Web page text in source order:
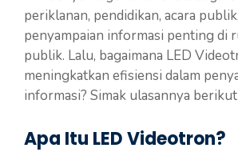
periklanan, pendidikan, acara
penyampaian informasi penting di
publik. Lalu, bagaimana LED
meningkatkan efisiensi dalam
informasi? Simak ulasannya
Apa Itu LED Videotron?